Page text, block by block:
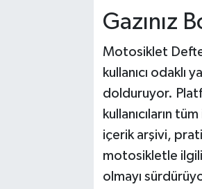
Gazınız
Motosiklet
kullanıcı odaklı
dolduruyor.
kullanıcıların
içerik arşivi,
motosikletle
olmayı